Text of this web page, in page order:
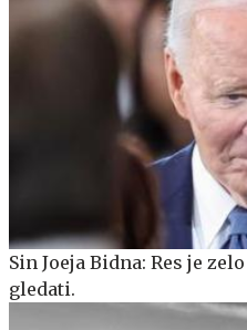
Sin Joeja Bidna: Res je
gledati.